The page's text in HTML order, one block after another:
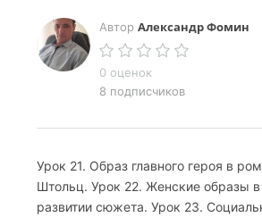
Автор Александр Фомин
0 оценок
8 подписчиков
Урок 21. Образ главного героя в
Штольц. Урок 22. Женские образы
развитии сюжета. Урок 23.